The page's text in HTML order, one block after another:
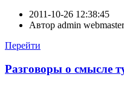
2011-10-26 12:38:45
Автор admin webmaster
Перейти
Разговоры о смысле